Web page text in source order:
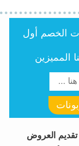
الخصم أول
المميزين
العروض